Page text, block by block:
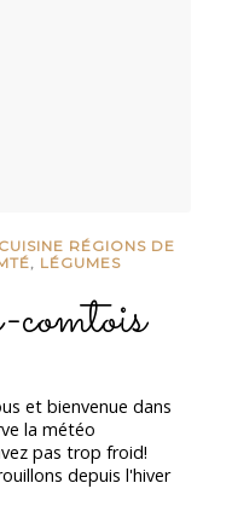
CUISINE RÉGIONS DE
, LÉGUMES
et bienvenue dans
la météo
pas trop froid!
depuis l'hiver